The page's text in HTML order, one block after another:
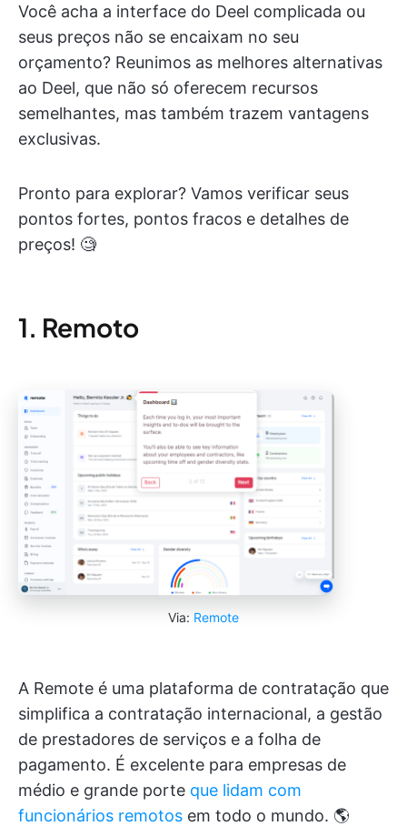
Você acha a interface do Deel complicada ou
seus preços não se encaixam no seu
orçamento? Reunimos as melhores alternativas
ao Deel, que não só oferecem recursos
semelhantes, mas também trazem vantagens
exclusivas.
Pronto para explorar? Vamos verificar seus
pontos fortes, pontos fracos e detalhes de
preços! 🧐
1. Remoto
Via: Remote
A Remote é uma plataforma de contratação que
simplifica a contratação internacional, a gestão
de prestadores de serviços e a folha de
pagamento. É excelente para empresas de
médio e grande porte que lidam com
funcionários remotos em todo o mundo. 🌎